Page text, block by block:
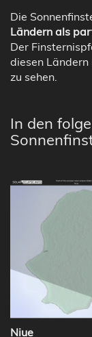
Die
Ländern als
Der
diesen Ländern
zu sehen.
In den
Niue